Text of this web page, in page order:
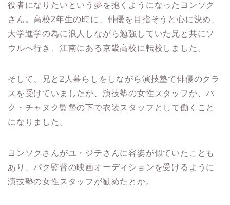
役者になりたいという夢を抱くようになったヨンソク
さん。高校2年生の時に、俳優を目指そうと心に決め、
大学進学の為に浪人しながら勉強していた兄と共にソ
ウルへ行き、江南にある京畿高校に転校しました。
そして、兄と 2 人暮らしをしながら演技塾で俳優のクラ
スを受けていましたが、演技塾の女性スタッフが、パ
ク・チャヌク監督の下で衣装スタッフとして働くこと
になりました。
ヨンソクさんがユ・ジテさんに容姿が似ていたことも
あり、パク監督の映画オーディションを受けるように
演技塾の女性スタッフが勧めたとか。